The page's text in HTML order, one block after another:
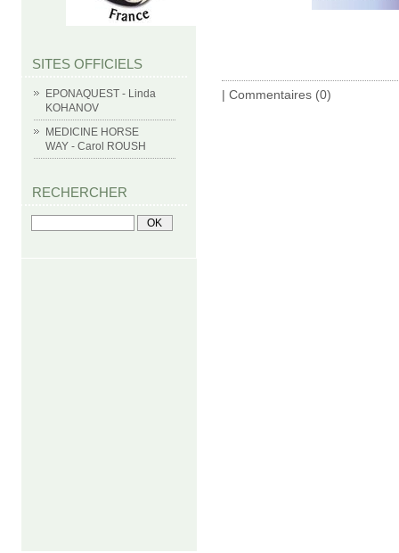
SITES OFFICIELS
EPONAQUEST - Linda
KOHANOV
MEDICINE HORSE
WAY - Carol ROUSH
RECHERCHER
| Commentaires (0)